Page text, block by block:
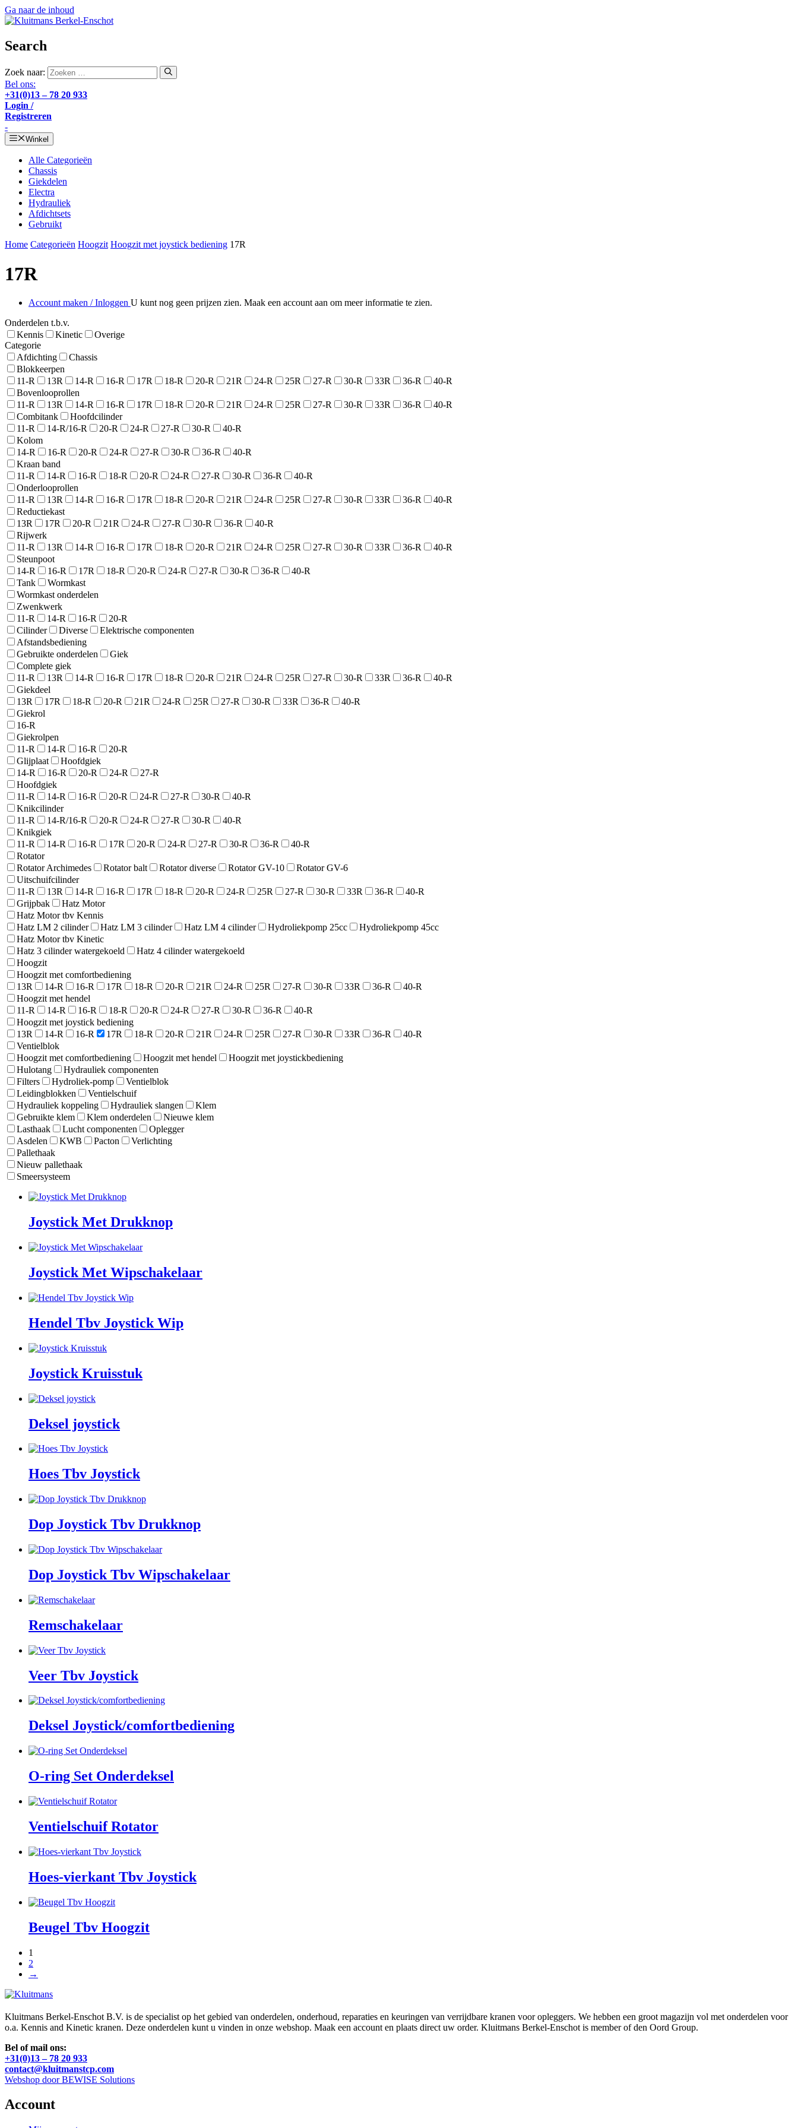
Ga naar de inhoud
Search
Zoek naar:
Bel ons:
+31(0)13 – 78 20 933
Login /
Registreren
-
Winkel
Alle Categorieën
Chassis
Giekdelen
Electra
Hydrauliek
Afdichtsets
Gebruikt
Home Categorieën Hoogzit Hoogzit met joystick bediening 17R
17R
Account maken / Inloggen U kunt nog geen prijzen zien. Maak een account aan om meer informatie te zien.
Onderdelen t.b.v.
Kennis
Kinetic
Overige
Categorie
Afdichting
Chassis
Blokkeerpen
11-R
13R 14-R 16-R 17R 18-R 20-R 21R 24-R 25R 27-R 30-R 33R 36-R
40-R
Bovenlooprollen
11-R
13R 14-R 16-R 17R 18-R 20-R 21R 24-R 25R 27-R 30-R 33R 36-R
40-R
Combitank
Hoofdcilinder
11-R
14-R/16-R 20-R 24-R 27-R 30-R
40-R
Kolom
14-R
16-R 20-R 24-R 27-R 30-R 36-R
40-R
Kraan band
11-R
14-R 16-R 18-R 20-R 24-R 27-R 30-R 36-R
40-R
Onderlooprollen
11-R
13R 14-R 16-R 17R 18-R 20-R 21R 24-R 25R 27-R 30-R 33R 36-R
40-R
Reductiekast
13R
17R 20-R 21R 24-R 27-R 30-R 36-R
40-R
Rijwerk
11-R
13R 14-R 16-R 17R 18-R 20-R 21R 24-R 25R 27-R 30-R 33R 36-R
40-R
Steunpoot
14-R
16-R 17R 18-R 20-R 24-R 27-R 30-R 36-R
40-R
Tank
Wormkast
Wormkast onderdelen
Zwenkwerk
11-R
14-R 16-R
20-R
Cilinder
Diverse
Elektrische componenten
Afstandsbediening
Gebruikte onderdelen
Giek
Complete giek
11-R
13R 14-R 16-R 17R 18-R 20-R 21R 24-R 25R 27-R 30-R 33R 36-R
40-R
Giekdeel
13R
17R 18-R 20-R 21R 24-R 25R 27-R 30-R 33R 36-R
40-R
Giekrol
16-R
Giekrolpen
11-R
14-R 16-R
20-R
Glijplaat
Hoofdgiek
14-R
16-R 20-R 24-R
27-R
Hoofdgiek
11-R
14-R 16-R 20-R 24-R 27-R 30-R
40-R
Knikcilinder
11-R
14-R/16-R 20-R 24-R 27-R 30-R
40-R
Knikgiek
11-R
14-R 16-R 17R 20-R 24-R 27-R 30-R 36-R
40-R
Rotator
Rotator Archimedes
Rotator balt Rotator diverse Rotator GV-10
Rotator GV-6
Uitschuifcilinder
11-R
13R 14-R 16-R 17R 18-R 20-R 24-R 25R 27-R 30-R 33R 36-R
40-R
Grijpbak
Hatz Motor
Hatz Motor tbv Kennis
Hatz LM 2 cilinder
Hatz LM 3 cilinder Hatz LM 4 cilinder Hydroliekpomp 25cc
Hydroliekpomp 45cc
Hatz Motor tbv Kinetic
Hatz 3 cilinder watergekoeld
Hatz 4 cilinder watergekoeld
Hoogzit
Hoogzit met comfortbediening
13R
14-R 16-R 17R 18-R 20-R 21R 24-R 25R 27-R 30-R 33R 36-R
40-R
Hoogzit met hendel
11-R
14-R 16-R 18-R 20-R 24-R 27-R 30-R 36-R
40-R
Hoogzit met joystick bediening
13R
14-R 16-R 17R 18-R 20-R 21R 24-R 25R 27-R 30-R 33R 36-R
40-R
Ventielblok
Hoogzit met comfortbediening
Hoogzit met hendel
Hoogzit met joystickbediening
Hulotang
Hydrauliek componenten
Filters
Hydroliek-pomp
Ventielblok
Leidingblokken
Ventielschuif
Hydrauliek koppeling
Hydrauliek slangen
Klem
Gebruikte klem
Klem onderdelen
Nieuwe klem
Lasthaak
Lucht componenten
Oplegger
Asdelen
KWB Pacton
Verlichting
Pallethaak
Nieuw pallethaak
Smeersysteem
Joystick Met Drukknop
Joystick Met Wipschakelaar
Hendel Tbv Joystick Wip
Joystick Kruisstuk
Deksel joystick
Hoes Tbv Joystick
Dop Joystick Tbv Drukknop
Dop Joystick Tbv Wipschakelaar
Remschakelaar
Veer Tbv Joystick
Deksel Joystick/comfortbediening
O-ring Set Onderdeksel
Ventielschuif Rotator
Hoes-vierkant Tbv Joystick
Beugel Tbv Hoogzit
1
2
→
Kluitmans Berkel-Enschot B.V. is de specialist op het gebied van onderdelen, onderhoud, reparaties en keuringen van verrijdbare kranen voor opleggers. We hebben een groot magazijn vol met onderdelen voor
o.a. Kennis and Kinetic kranen. Deze onderdelen kunt u vinden in onze webshop. Maak een account en plaats direct uw order. Kluitmans Berkel-Enschot is member of den Oord Group.
Bel of mail ons:
+31(0)13 – 78 20 933
contact@kluitmanstcp.com
Webshop door BEWISE Solutions
Account